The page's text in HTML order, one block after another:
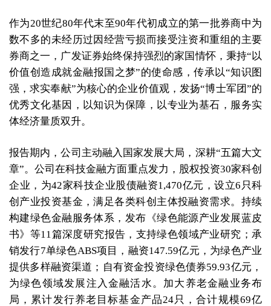
作为20世纪80年代末至90年代初成立的第一批券商中为
数不多的未经历过因经营亏损而接受注资和重组的主要
券商之一，广发证券始终保持强烈的家国情怀，秉持“以
价值创造成就金融报国之梦”的使命感，传承以“知识图
强，求实奉献”为核心的企业价值观，发扬“博士军团”的
优秀文化基因，以知识为保障，以专业为基石，服务实
体经济量质双升。
报告期内，公司主动融入国家发展大局，深耕“五篇大文
章”。公司在科技金融方面重点发力，股权投资30家科创
企业，为42家科技企业股债融资1,470亿元，设立6只科
创产业投资基金，满足各类科创主体投融资需求。持续
构建绿色金融服务体系，发布《绿色能源产业发展蓝皮
书》等11篇深度研究报告，支持绿色领域产业研究；承
销发行7单绿色ABS项目，融资147.59亿元，为绿色产业
提供多样融资渠道；自有资金投资绿色债券59.93亿元，
为绿色领域发展注入金融活水。加大养老金融业务布
局，累计发行养老目标基金产品24只，合计规模69亿